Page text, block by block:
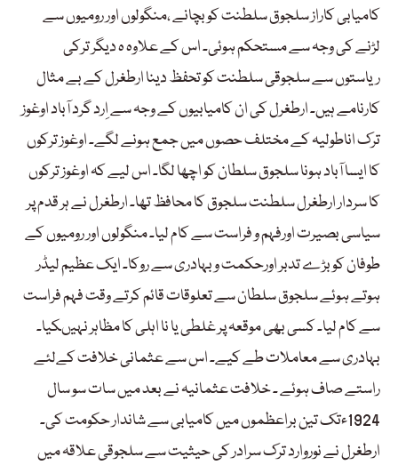
کامیابی کاراز سلجوق سلطنت کو بچانے ،منگولوں اور رومیوں سے
لڑنے کی وجہ سے مستحکم ہوئی۔ اس کے علاوہ ہ دیگر ترکی
ریاستوں سے سلجوقی سلطنت کو تحفظ دینا ارطغرل کے بے مثال
کارنامے ہیں۔ ارطغرل کی ان کامیابیوں کے وجہ سے اِرد گرد آباد اوغوز
ترک اناطولیہ کے مختلف حصوں میں جمع ہونے لگے۔ اوغوز ترکوں
کا ایسا آباد ہونا سلجوق سلطان کو اچھا لگا۔ اس لیے کہ اوغوز ترکوں
کا سردار ارطغرل سلطنت سلجوق کا محافظ تھا۔ ارطغرل نے ہر قدم پر
سیاسی بصیرت اورفہم و فراست سے کام لیا۔ منگولوں اور رومیوں کے
طوفان کو بڑے تدبر اورحکمت و بہادری سے روکا۔ ایک عظیم لیڈر
ہوتے ہوئے سلجوق سلطان سے تعلوقات قائم کرتے وقت فہم فراست
سے کام لیا۔ کسی بھی موقعہ پر غلطی یا نا اہلی کا مظاہر نہیںکیا۔
بہادری سے معاملات طے کیے۔ اس سے عثمانی خلافت کےلئے
راستے صاف ہوئے ۔ خلافت عثمانیہ نے بعد میں سات سو سال
1924ءتک تین براعظموں میں کامیابی سے شاندار حکومت کی۔
ارطغرل نے نوروارد ترک سرادر کی حیثیت سے سلجوقی علاقہ میں